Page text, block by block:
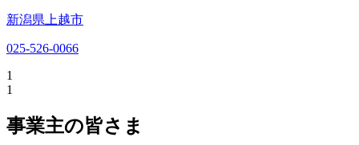
新潟県上越市
025-526-0066
1
1
事業主の皆さま